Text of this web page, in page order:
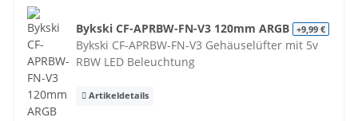
Bykski CF-APRBW-FN-V3 120mm ARGB +9,99 €
Bykski CF-APRBW-FN-V3 Gehäuselüfter mit 5v
RBW LED Beleuchtung
Artikeldetails